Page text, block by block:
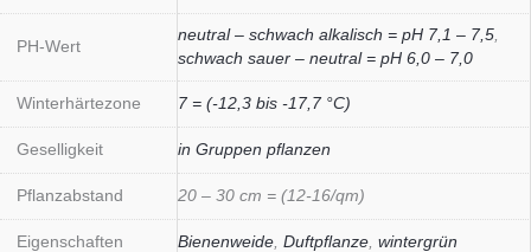
PH-Wert
neutral – schwach alkalisch = pH 7,1 – 7,5
schwach sauer – neutral = pH 6,0 – 7,0
Winterhärtezone 7 = (-12,3 bis -17,7 °C)
Geselligkeit in Gruppen pflanzen
Pflanzabstand 20 – 30 cm = (12-16/qm)
Eigenschaften Bienenweide Duftpflanze wintergrün